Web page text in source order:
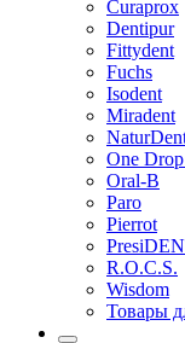
Curaprox
Dentipur
Fittydent
Fuchs
Isodent
Miradent
One
Oral-B
Paro
Pierrot
R.O.C.S.
Wisdom
Товары